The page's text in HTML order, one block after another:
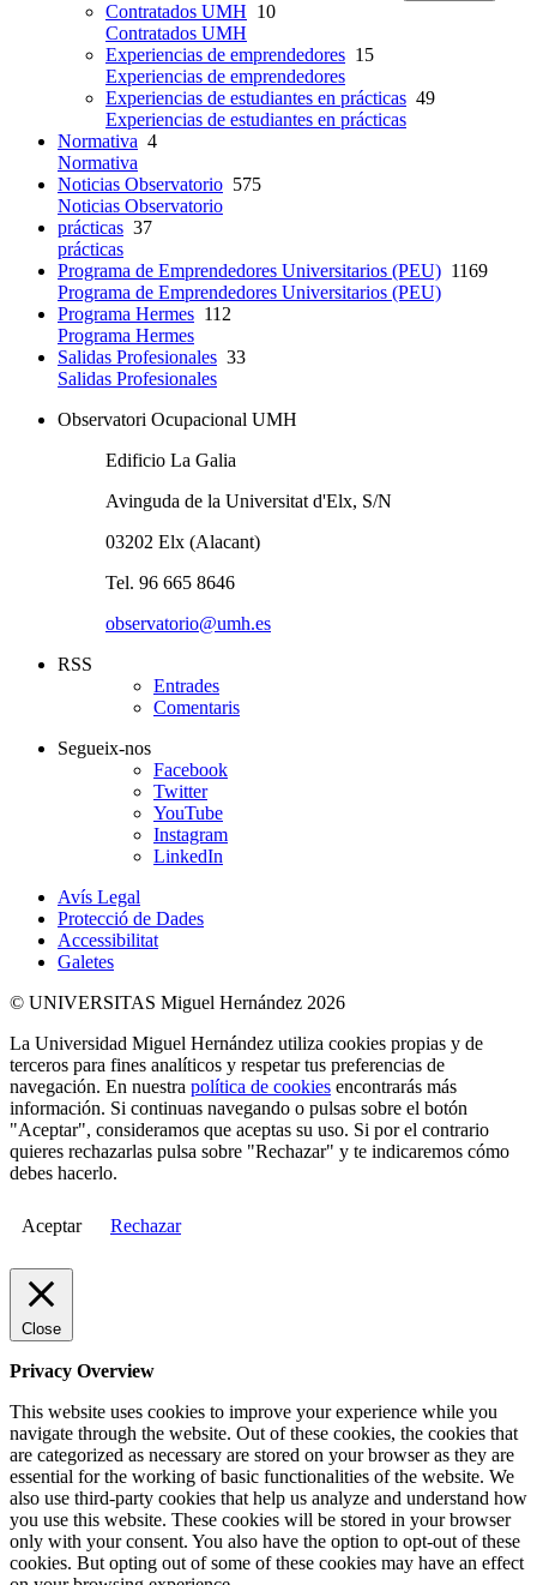
Contratados UMH 10
Contratados UMH
Experiencias de emprendedores 15
Experiencias de emprendedores
Experiencias de estudiantes en prácticas 49
Experiencias de estudiantes en prácticas
Normativa 4
Normativa
Noticias Observatorio 575
Noticias Observatorio
prácticas 37
prácticas
Programa de Emprendedores Universitarios (PEU) 1169
Programa de Emprendedores Universitarios (PEU)
Programa Hermes 112
Programa Hermes
Salidas Profesionales 33
Salidas Profesionales
Observatori Ocupacional UMH
Edificio La Galia
Avinguda de la Universitat d'Elx, S/N
03202 Elx (Alacant)
Tel. 96 665 8646
observatorio@umh.es
RSS
Entrades
Comentaris
Segueix-nos
Facebook
Twitter
YouTube
Instagram
LinkedIn
Avís Legal
Protecció de Dades
Accessibilitat
Galetes
© UNIVERSITAS Miguel Hernández 2026
La Universidad Miguel Hernández utiliza cookies propias y de
terceros para fines analíticos y respetar tus preferencias de
navegación. En nuestra política de cookies encontrarás más
información. Si continuas navegando o pulsas sobre el botón
"Aceptar", consideramos que aceptas su uso. Si por el contrario
quieres rechazarlas pulsa sobre "Rechazar" y te indicaremos cómo
debes hacerlo.
Aceptar Rechazar
Close
Privacy Overview
This website uses cookies to improve your experience while you
navigate through the website. Out of these cookies, the cookies that
are categorized as necessary are stored on your browser as they are
essential for the working of basic functionalities of the website. We
also use third-party cookies that help us analyze and understand how
you use this website. These cookies will be stored in your browser
only with your consent. You also have the option to opt-out of these
cookies. But opting out of some of these cookies may have an effect